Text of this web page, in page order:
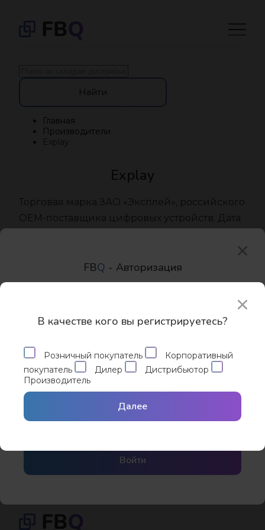
Найти
Главная
Производители
Explay
Explay
Торговая марка ЗАО «Эксплей», российского
OEM-поставщика цифровых устройств. Дата
Основное направление деятельности -
продажа и гарантийное обслуживание
Дистрибьюторы:
FBQ - Авторизация
Запомнить меня
Вход с помощью
Войти
Восстановление пароля
Сбросить пароль
В качестве кого вы регистрируетесь?
Розничный покупатель
Корпоративный
покупатель
Дилер
Дистрибьютор
Производитель
Далее